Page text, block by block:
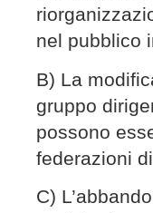
nel pubblico
B) La
gruppo
possono
federazioni
C)